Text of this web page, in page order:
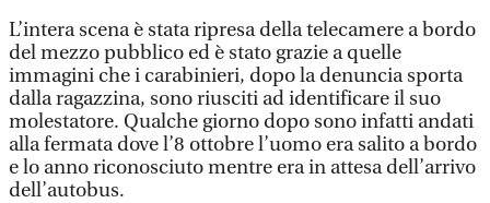
L’intera scena è stata ripresa della telecamere a bordo
del mezzo pubblico ed è stato grazie a quelle
immagini che i carabinieri, dopo la denuncia sporta
dalla ragazzina, sono riusciti ad identificare il suo
molestatore. Qualche giorno dopo sono infatti andati
alla fermata dove l’8 ottobre l’uomo era salito a bordo
e lo anno riconosciuto mentre era in attesa dell’arrivo
dell’autobus.